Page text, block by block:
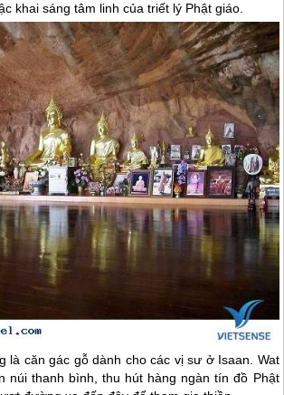
khai sáng tâm linh của triết lý Phật giáo.
là căn gác gỗ dành cho các vị sư ở Isaan. Wat
núi thanh bình, thu hút hàng ngàn tín đồ Phật